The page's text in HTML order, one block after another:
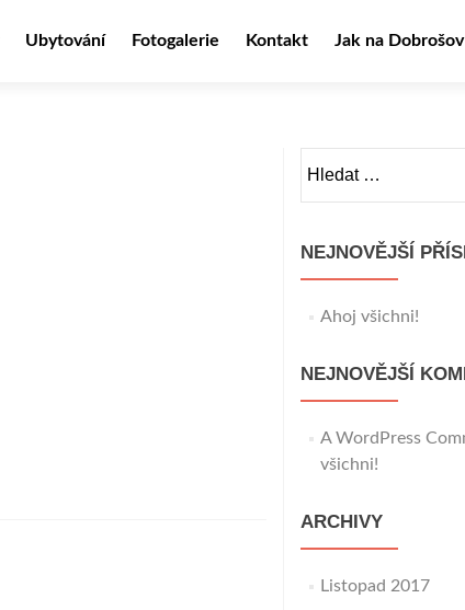
Ubytování Fotogalerie Kontakt Jak na Dobrošov
NEJNOVĚJŠÍ
Ahoj všichni!
NEJNOVĚJŠÍ
A WordPress
všichni!
ARCHIVY
Listopad 2017